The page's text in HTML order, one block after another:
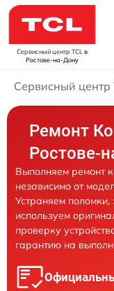
Сервисный центр TCL в
Ростове-на-Дону
Сервисный центр
Ремонт
Ростове-
Выполняем ремонт
независимо от
Устраняем
используем
проверку
гарантию на